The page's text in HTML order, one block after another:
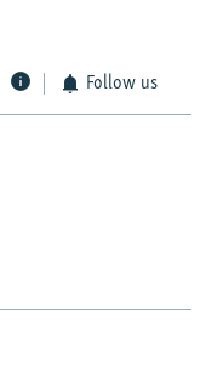
Follow us